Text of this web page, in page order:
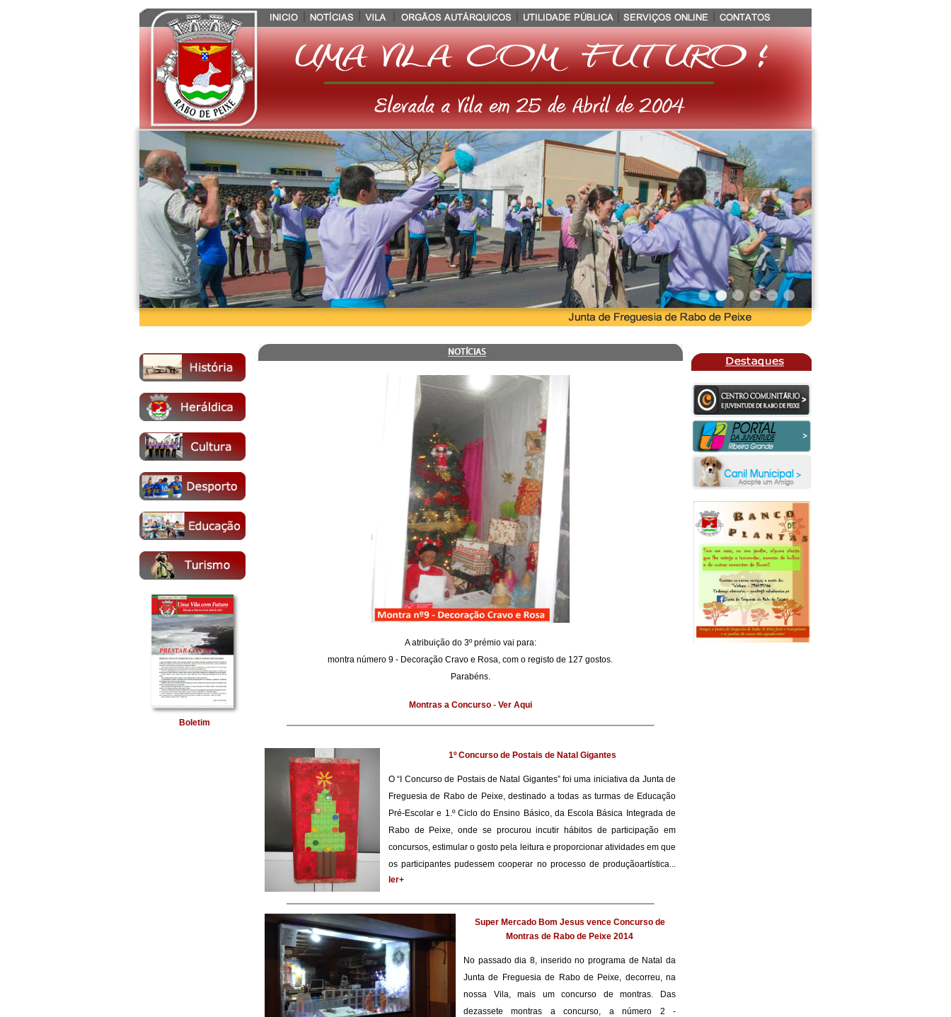
Boletim
A atribuição do 3º prémio vai para:
montra número 9 - Decoração Cravo e Rosa, com o registo de 127 gostos.
Parabéns.
Montras a Concurso- Ver Aqui
1º Concurso de Postais de Natal Gigantes
O “I Concurso de Postais de Natal Gigantes” foi uma iniciativa da Junta de
Freguesia de Rabo de Peixe, destinado a todas as turmas de Educação
Pré-Escolar e 1.º Ciclo do Ensino Básico, da Escola Básica Integrada de
Rabo de Peixe, onde se procurou incutir hábitos de participação em
concursos, estimular o gosto pela leitura e proporcionar atividades em que
os participantes pudessem cooperar no processo de produçãoartística...
ler+
Super Mercado Bom Jesus vence Concurso de
Montras de Rabo de Peixe 2014
No passado dia 8, inserido no programa de Natal da
Junta de Freguesia de Rabo de Peixe, decorreu, na
nossa Vila, mais um concurso de montras. Das
dezassete montras a concurso, a número 2 -